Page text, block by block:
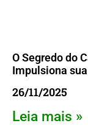
O Segredo do
Impulsiona
26/11/2025
Leia mais »